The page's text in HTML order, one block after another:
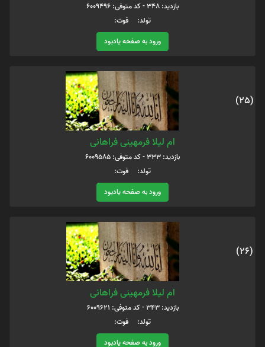
بازدید: 348 - کد متوفی: 6009496
تولد: فوت:
ورود به صفحه یادبود
(25)
ام لیلا فرمهینی فراهانی
بازدید: 333 - کد متوفی: 6009585
تولد: فوت:
ورود به صفحه یادبود
(26)
ام لیلا فرمهینی فراهانی
بازدید: 343 - کد متوفی: 6009621
تولد: فوت:
ورود به صفحه یادبود